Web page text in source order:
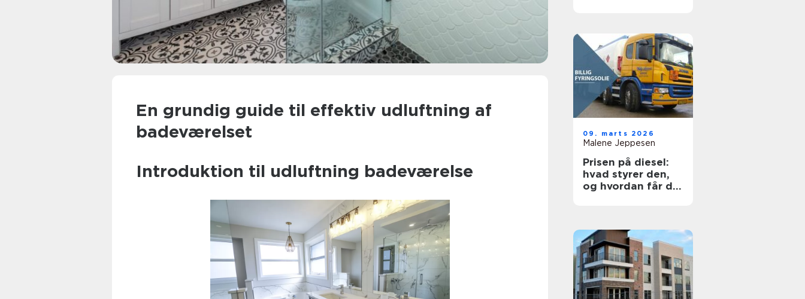
En grundig guide til effektiv udluftning af
badeværelset
Introduktion til udluftning badeværelse
09. marts 2026
Malene Jeppesen
Prisen på diesel:
hvad styrer den,
og hvordan får du